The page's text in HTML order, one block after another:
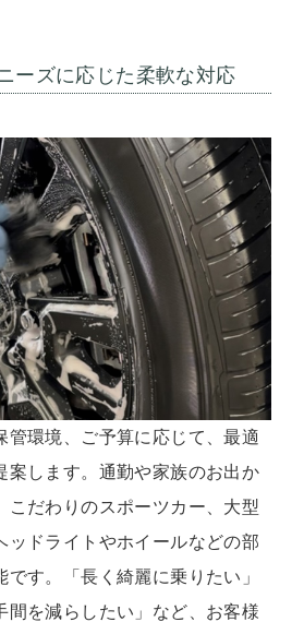
ーズに応じた柔軟な対応
管環境、ご予算に応じて、最適
案します。通勤や家族のお出か
こだわりのスポーツカー、大型
ッドライトやホイールなどの部
す。「長く綺麗に乗りたい」
間を減らしたい」など、お客様